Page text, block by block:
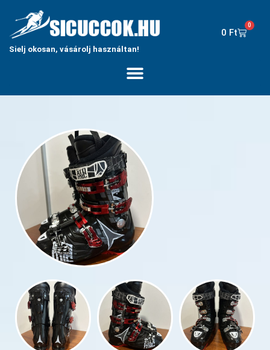
Sielj okosan, vásárolj használtan!
0 Ft
0